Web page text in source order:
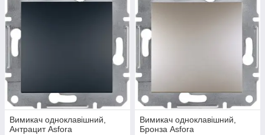
Вимикач одноклавішний,
Антрацит Asfora
Вимикач одноклавішний,
Бронза Asfora